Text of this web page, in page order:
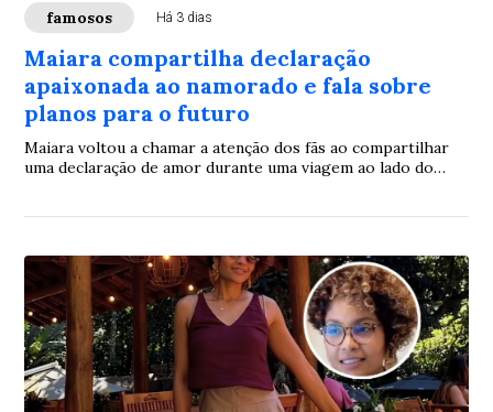
famosos Há 3 dias
Maiara compartilha declaração
apaixonada ao namorado e fala sobre
planos para o futuro
Maiara voltou a chamar a atenção dos fãs ao compartilhar
uma declaração de amor durante uma viagem ao lado do